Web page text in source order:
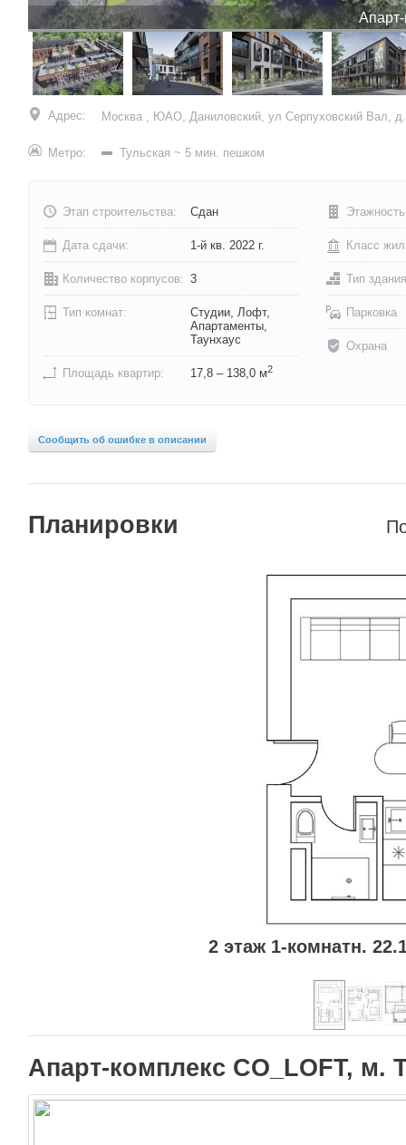
Апарт-
Адрес: Москва , ЮАО, Даниловский, ул Серпуховский Вал,
Метро: Тульская ~ 5 мин. пешком
Этап строительства: Сдан
Дата сдачи: 1-й кв. 2022 г.
Количество корпусов: 3
Тип комнат:
Студии, Лофт,
Апартаменты,
Таунхаус
Площадь квартир: 17,8 – 138,0 м2
Этажность
Класс
Тип
Парковка
Охрана
Сообщить об ошибке в описании
Планировки
2 этаж 1-комнатн.
Апарт-комплекс CO_LOFT, м.